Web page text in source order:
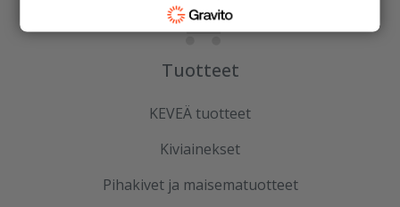
Tuotteet
KEVEÄ tuotteet
Kiviainekset
Pihakivet ja maisematuotteet